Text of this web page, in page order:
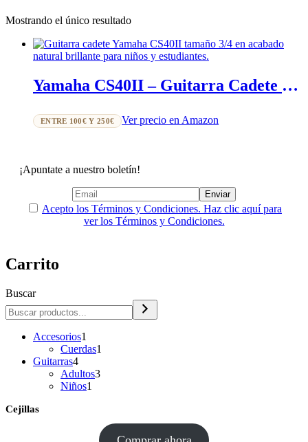
Mostrando el único resultado
Yamaha CS40II – Guitarra Cadete 3/4 Ideal para Jóvenes Estudiantes
ENTRE 100€ Y 250€ Ver precio en Amazon
¡Apuntate a nuestro boletín!
Acepto los Términos y Condiciones. Haz clic aquí para
ver los Términos y Condiciones.
Carrito
Buscar
Accesorios1
producto
Cuerdas1
Guitarras44
productos
Adultos33
Niños1
Cejillas